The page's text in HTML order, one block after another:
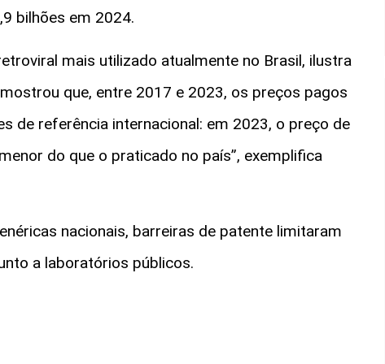
bilhões em 2024.
mais utilizado atualmente no Brasil, ilustra
que, entre 2017 e 2023, os preços pagos
de referência internacional: em 2023, o preço de
do que o praticado no país”, exemplifica
nacionais, barreiras de patente limitaram
a laboratórios públicos.